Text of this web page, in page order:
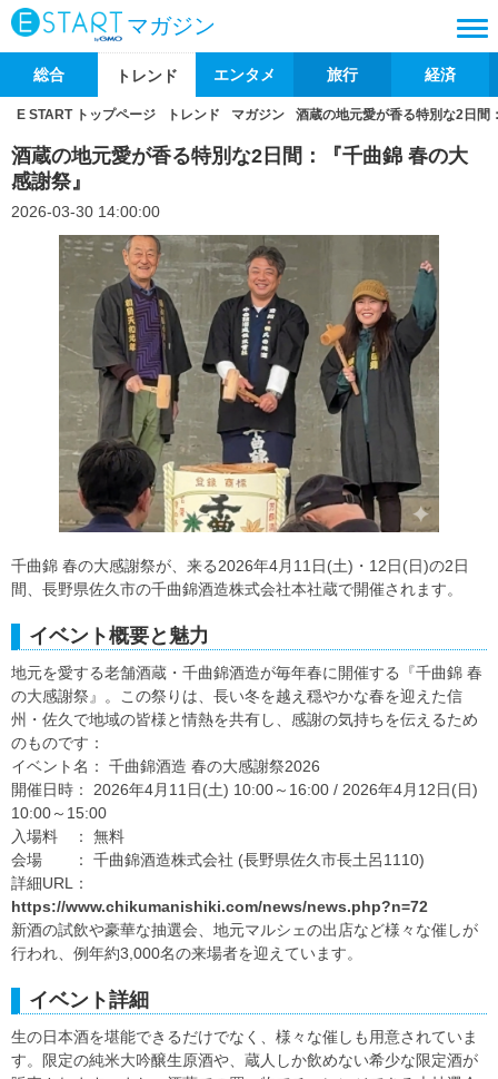
マガジン
総合 トレンド エンタメ 旅行 経済
E START トップページ トレンド マガジン 酒蔵の地元愛が香る特別な2日間
酒蔵の地元愛が香る特別な2日間：『千曲錦 春の大
感謝祭』
2026-03-30 14:00:00
千曲錦 春の大感謝祭が、来る2026年4月11日(土)・12日(日)の2日
間、長野県佐久市の千曲錦酒造株式会社本社蔵で開催されます。
イベント概要と魅力
地元を愛する老舗酒蔵・千曲錦酒造が毎年春に開催する『千曲錦 春
の大感謝祭』。この祭りは、長い冬を越え穏やかな春を迎えた信
州・佐久で地域の皆様と情熱を共有し、感謝の気持ちを伝えるため
のものです：
イベント名： 千曲錦酒造 春の大感謝祭2026
開催日時： 2026年4月11日(土) 10:00～16:00 / 2026年4月12日(日)
10:00～15:00
入場料 ： 無料
会場 ： 千曲錦酒造株式会社 (長野県佐久市長土呂1110)
詳細URL：
https://www.chikumanishiki.com/news/news.php?n=72
新酒の試飲や豪華な抽選会、地元マルシェの出店など様々な催しが
行われ、例年約3,000名の来場者を迎えています。
イベント詳細
生の日本酒を堪能できるだけでなく、様々な催しも用意されていま
す。限定の純米大吟醸生原酒や、蔵人しか飲めない希少な限定酒が